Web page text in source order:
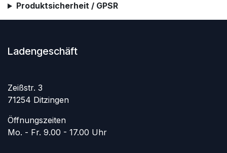
Produktsicherheit / GPSR
Ladengeschäft
Zeißstr. 3
71254 Ditzingen
Öffnungszeiten
Mo. - Fr. 9.00 - 17.00 Uhr